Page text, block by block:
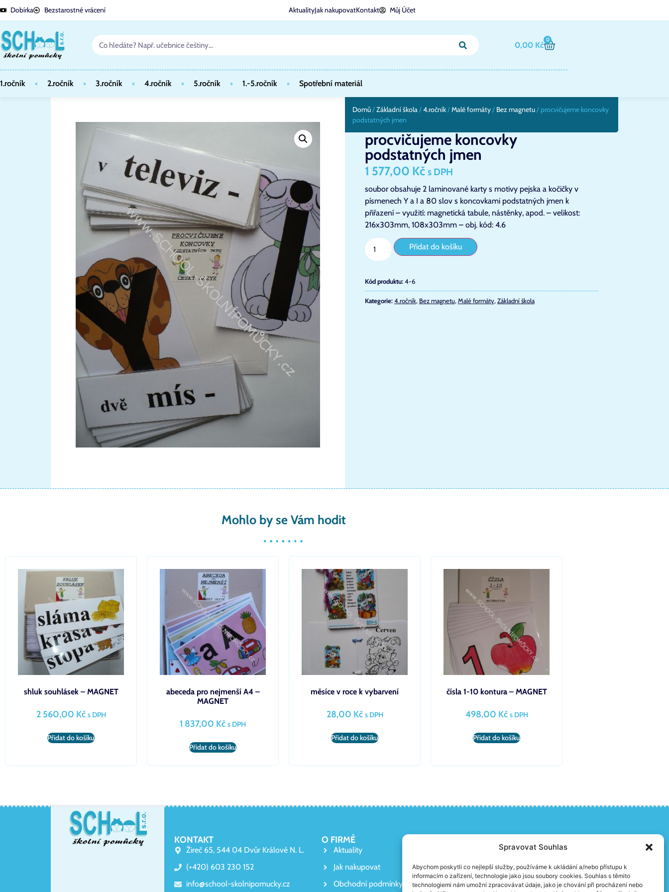
Spravovat Souhlas
Abychom poskytli co nejlepší služby, používáme k ukládání a/nebo přístupu k
informacím o zařízení, technologie jako jsou soubory cookies. Souhlas s těmito
technologiemi nám umožní zpracovávat údaje, jako je chování při procházení nebo
Dobírka Bezstarostné vrácení AktualityJak nakupovatKontakt Můj Účet
0,00 Kč
0
1.ročník 2.ročník 3.ročník 4.ročník 5.ročník 1.-5.ročník Spotřební materiál
Domů/Základní škola/4.ročník/Malé formáty/ Bez magnetu/ procvičujeme koncovky
podstatných jmen
procvičujeme koncovky
podstatných jmen
1 577,00 Kč s DPH
soubor obsahuje 2 laminované karty s motivy pejska a kočičky v
písmenech Y a I a 80 slov s koncovkami podstatných jmen k
přiřazení – využití: magnetická tabule, nástěnky, apod. – velikost:
216x303mm, 108x303mm – obj. kód: 4.6
Přidat do košíku
Kód produktu:4-6
Kategorie: 4.ročník, Bez magnetu, Malé formáty, Základní škola
Mohlo by se Vám hodit
shluk souhlásek – MAGNET
2 560,00 Kč s DPH
Přidat do košíku
abeceda pro nejmenší A4 –
MAGNET
1 837,00 Kč s DPH
Přidat do košíku
měsíce v roce k vybarvení
28,00 Kč s DPH
Přidat do košíku
čísla 1-10 kontura – MAGNET
498,00 Kč s DPH
Přidat do košíku
KONTAKT
Žireč 65, 544 04 Dvůr Králové N. L.
(+420) 603 230 152
info@school-skolnipomucky.cz
O FIRMĚ
Aktuality
Jak nakupovat
Obchodní podmínky
Kontakty